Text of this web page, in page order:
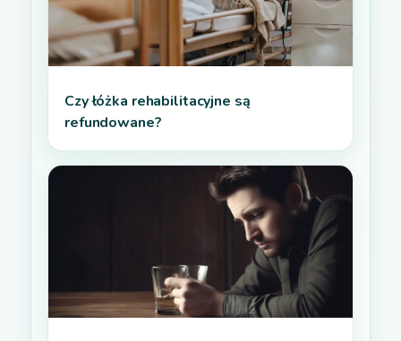
Czy łóżka rehabilitacyjne są
refundowane?